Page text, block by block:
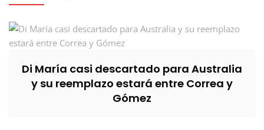
Di María casi descartado para Australia
y su reemplazo estará entre Correa y
Gómez